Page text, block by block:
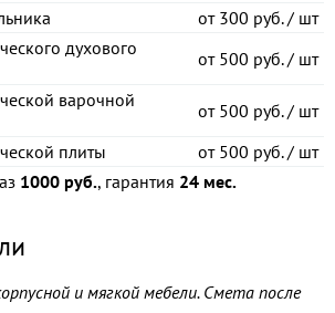
от300 руб. / шт
духового
от500 руб. / шт
варочной
от500 руб. / шт
плиты
от500 руб. / шт
1000 руб., гарантия 24 мес.
и мягкой мебели. Смета после